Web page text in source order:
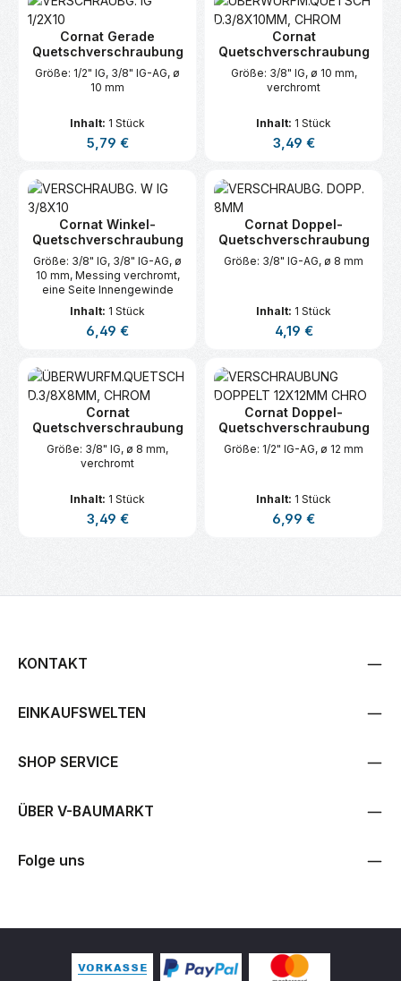
Cornat Gerade
Quetschverschraubung
Größe: 1/2" IG, 3/8" IG-AG, ø
10 mm
Inhalt: 1 Stück
Regulärer Preis:
5,79 €
Cornat
Quetschverschraubung
Größe: 3/8" IG, ø 10 mm,
verchromt
Inhalt: 1 Stück
Regulärer Preis:
3,49 €
Cornat Winkel-
Quetschverschraubung
Größe: 3/8" IG, 3/8" IG-AG, ø
10 mm, Messing verchromt,
eine Seite Innengewinde
Inhalt: 1 Stück
Regulärer Preis:
6,49 €
Cornat Doppel-
Quetschverschraubung
Größe: 3/8" IG-AG, ø 8 mm
Inhalt: 1 Stück
Regulärer Preis:
4,19 €
Cornat
Quetschverschraubung
Größe: 3/8" IG, ø 8 mm,
verchromt
Inhalt: 1 Stück
Regulärer Preis:
3,49 €
Cornat Doppel-
Quetschverschraubung
Größe: 1/2" IG-AG, ø 12 mm
Inhalt: 1 Stück
Regulärer Preis:
6,99 €
KONTAKT
EINKAUFSWELTEN
SHOP SERVICE
ÜBER V-BAUMARKT
Folge uns